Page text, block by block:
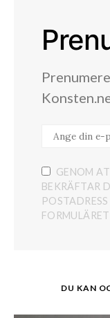
GENOM
BEKRÄFTAR
DU KAN